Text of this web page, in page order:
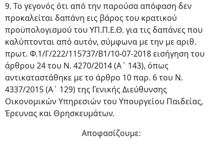
9. Το γεγονός ότι από την παρούσα απόφαση δεν
προκαλείται δαπάνη εις βάρος του κρατικού
προϋπολογισμού του ΥΠ.Π.Ε.Θ. για τις δαπάνες που
καλύπτονται από αυτόν, σύμφωνα με την με αριθ.
πρωτ. Φ.1/Γ/222/115737/Β1/10-07-2018 εισήγηση του
άρθρου 24 του Ν. 4270/2014 (Α΄ 143), όπως
αντικαταστάθηκε με το άρθρο 10 παρ. 6 του Ν.
4337/2015 (Α΄ 129) της Γενικής Διεύθυνσης
Οικονομικών Υπηρεσιών του Υπουργείου Παιδείας,
Έρευνας και Θρησκευμάτων.
Αποφασίζουμε: